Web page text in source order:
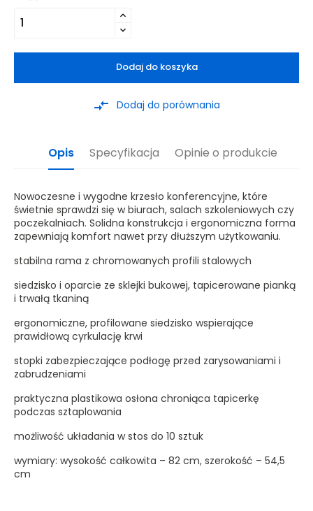
Dodaj do koszyka
compare_arrows Dodaj do porównania
Opis Specyfikacja Opinie o produkcie
Nowoczesne i wygodne krzesło konferencyjne, które
świetnie sprawdzi się w biurach, salach szkoleniowych czy
poczekalniach. Solidna konstrukcja i ergonomiczna forma
zapewniają komfort nawet przy dłuższym użytkowaniu.
stabilna rama z chromowanych profili stalowych
siedzisko i oparcie ze sklejki bukowej, tapicerowane pianką
i trwałą tkaniną
ergonomiczne, profilowane siedzisko wspierające
prawidłową cyrkulację krwi
stopki zabezpieczające podłogę przed zarysowaniami i
zabrudzeniami
praktyczna plastikowa osłona chroniąca tapicerkę
podczas sztaplowania
możliwość układania w stos do 10 sztuk
wymiary: wysokość całkowita – 82 cm, szerokość – 54,5
cm